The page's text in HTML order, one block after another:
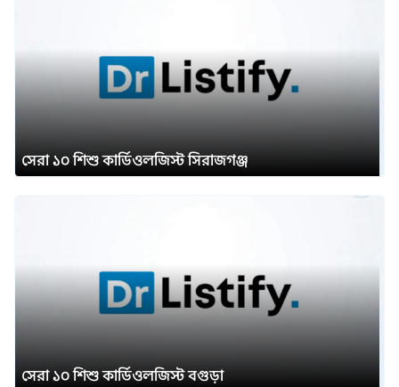
সেরা ১০ শিশু কার্ডিওলজিস্ট সিরাজগঞ্জ
সেরা ১০ শিশু কার্ডিওলজিস্ট বগুড়া